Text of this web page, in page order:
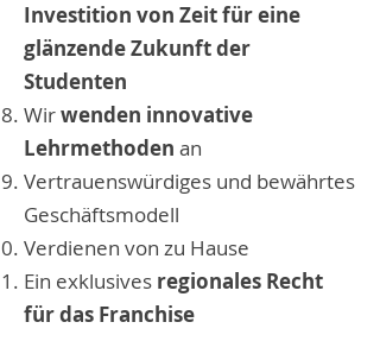
Investition von Zeit für eine
glänzende Zukunft der
Studenten
Wirwenden innovative
Lehrmethoden an
Vertrauenswürdiges und bewährtes
Geschäftsmodell
Verdienen von zu Hause
Ein exklusives regionales Recht
für das Franchise